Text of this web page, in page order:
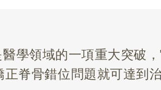
學領域的一項重大突破
脊骨錯位問題就可達到